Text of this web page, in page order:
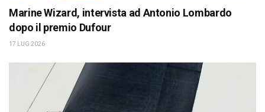
Marine Wizard, intervista ad Antonio Lombardo
dopo il premio Dufour
17 LUG 2026